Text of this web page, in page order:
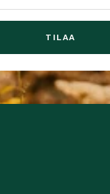
TILAA